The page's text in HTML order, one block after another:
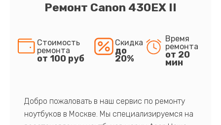
Ремонт Canon 430EX II
Стоимость
ремонта
от 100 руб
Скидка
до
20%
Время
ремонта
от 20
мин
Добро пожаловать в наш сервис по ремонту
ноутбуков в Москве. Мы специализируемся на